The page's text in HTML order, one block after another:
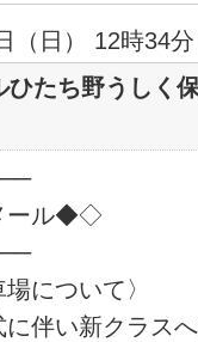
（日） 12時34
ひたち野うしく
ール◆◇
について〉
伴い新クラス